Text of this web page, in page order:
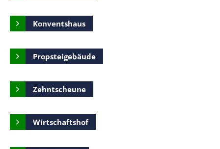
Konventshaus
Propsteigebäude
Zehntscheune
Wirtschaftshof